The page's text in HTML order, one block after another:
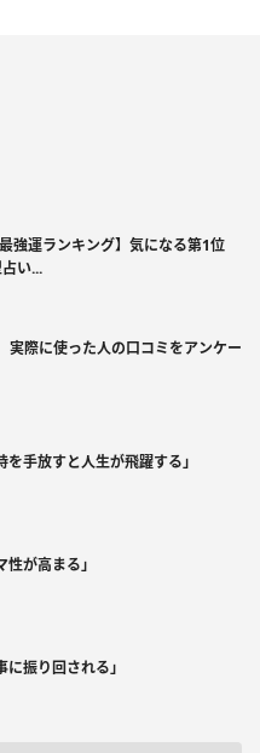
強運ランキング】気になる第1位
い...
際に使った人の口コミをアンケー
手放すと人生が飛躍する」
が高まる」
振り回される」